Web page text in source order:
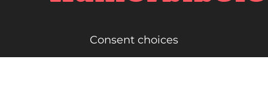
Consent choices